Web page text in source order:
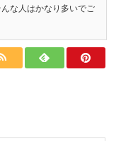
な人はかなり多いでご